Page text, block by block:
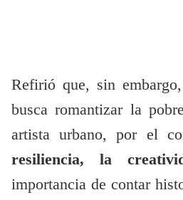
Refirió que, sin embargo,
busca romantizar la
artista urbano, por el
resiliencia, la
importancia de contar